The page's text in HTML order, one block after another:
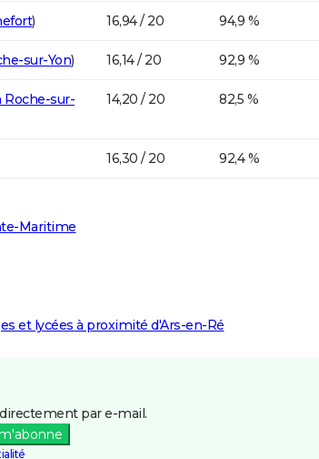
) 16,94 / 20 94,9 %
sur-Yon) 16,14 / 20 92,9 %
Roche-sur-
14,20 / 20 82,5 %
16,30 / 20 92,4 %
Maritime
et lycées à proximité d'Ars-en-Ré
par e-mail.